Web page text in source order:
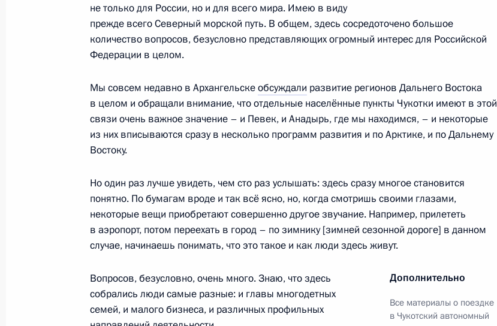
10 января 2024 года, среда
Встреча с губернатором Чукотского автономного округа
Владиславом Кузнецовым
10 января 2024 года, 15:00 Анадырь
Встреча с жителями Анадыря 8
9 января 2024 года, вторник
Рабочая встреча с главой Росприроднадзора Светланой
9 января 2024 года, 13:00 Москва, Кремль
не только для России, но и для всего мира. Имею в виду
прежде всего Северный морской путь. В общем, здесь сосредоточено большое
количество вопросов, безусловно представляющих огромный интерес для Российской
Федерации в целом.
Мы совсем недавно в Архангельскеобсуждали развитие регионов Дальнего Востока
в целом и обращали внимание, что отдельные населённые пункты Чукотки имеют в этой
связи очень важное значение – и Певек, и Анадырь, где мы находимся, – и некоторые
из них вписываются сразу в несколько программ развития и по Арктике, и по Дальнему
Востоку.
Но один раз лучше увидеть, чем сто раз услышать: здесь сразу многое становится
понятно. По бумагам вроде и так всё ясно, но, когда смотришь своими глазами,
некоторые вещи приобретают совершенно другое звучание. Например, прилететь
в аэропорт, потом переехать в город – по зимнику [зимней сезонной дороге] в данном
случае, начинаешь понимать, что это такое и как люди здесь живут.
Дополнительно
Все материалы о поездке
в Чукотский автономный
Вопросов, безусловно, очень много. Знаю, что здесь
собрались люди самые разные: и главы многодетных
семей, и малого бизнеса, и различных профильных